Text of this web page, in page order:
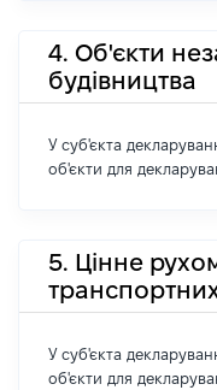
4. Об'єкти
будівництва
У суб'єкта
об'єкти для
5. Цінне
У суб'єкта
об'єкти для